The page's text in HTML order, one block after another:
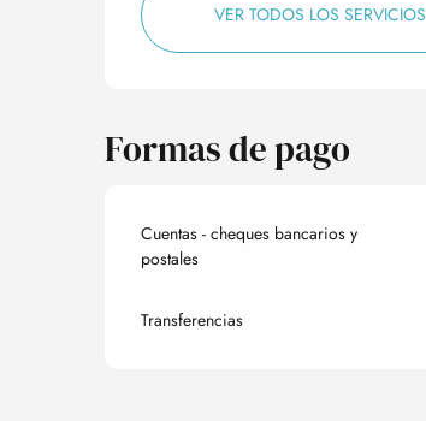
VER TODOS LOS SERVICIOS
Formas de pago
Cuentas - cheques bancarios y
postales
Transferencias